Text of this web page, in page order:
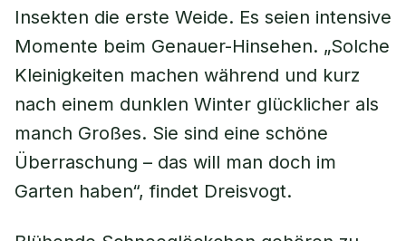
Insekten die erste Weide. Es seien intensive
Momente beim Genauer-Hinsehen. „Solche
Kleinigkeiten machen während und kurz
nach einem dunklen Winter glücklicher als
manch Großes. Sie sind eine schöne
Überraschung – das will man doch im
Garten haben“, findet Dreisvogt.